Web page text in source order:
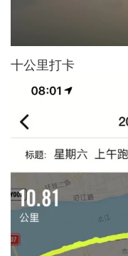
十公里打卡